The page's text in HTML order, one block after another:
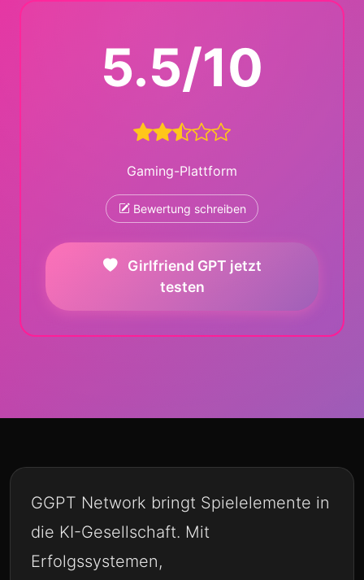
5.5/10
Gaming-Plattform
Bewertung schreiben
Girlfriend GPT jetzt
testen
GGPT Network bringt Spielelemente in
die KI-Gesellschaft. Mit
Erfolgssystemen,